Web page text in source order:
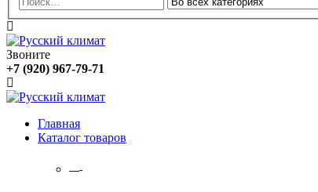
Звоните
+7 (920) 967-79-71
Главная
Каталог товаров
—-